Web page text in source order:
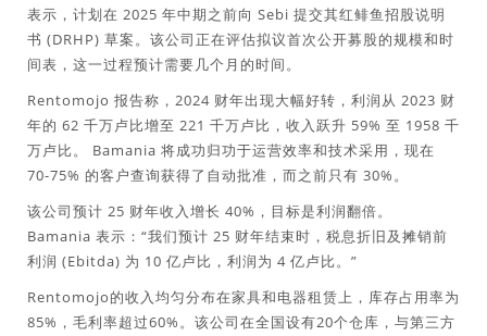
表示，计划在 2025 年中期之前向 Sebi 提交其红鲱鱼招股说明
书 (DRHP) 草案。该公司正在评估拟议首次公开募股的规模和时
间表，这一过程预计需要几个月的时间。
Rentomojo 报告称，2024 财年出现大幅好转，利润从 2023 财
年的 62 千万卢比增至 221 千万卢比，收入跃升 59% 至 1958 千
万卢比。 Bamania 将成功归功于运营效率和技术采用，现在
70-75% 的客户查询获得了自动批准，而之前只有 30%。
该公司预计 25 财年收入增长 40%，目标是利润翻倍。
Bamania 表示：“我们预计 25 财年结束时，税息折旧及摊销前
利润 (Ebitda) 为 10 亿卢比，利润为 4 亿卢比。”
Rentomojo的收入均匀分布在家具和电器租赁上，库存占用率为
85%，毛利率超过60%。该公司在全国设有20个仓库，与第三方